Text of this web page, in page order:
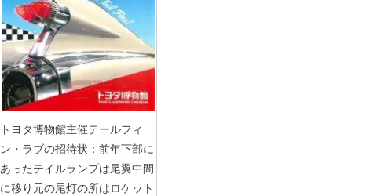
トヨタ博物館主催テールフィ
ン・ラブの招待状：前年下部に
あったテイルランプは尾翼中間
に移り元の尾灯の所はロケット